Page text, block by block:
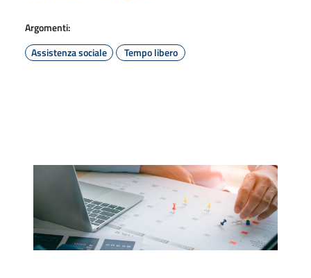
Argomenti:
Assistenza sociale
Tempo libero